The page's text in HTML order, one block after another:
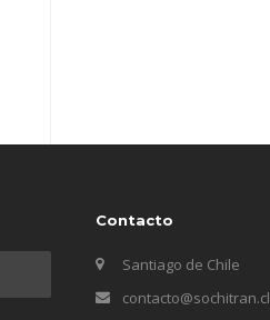
Contacto
Santiago de Chile
contacto@sochitran.cl